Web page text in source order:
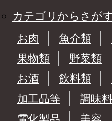
カテゴリからさが
お肉
魚介類
果物類
野菜類
お酒
飲料類
加工品等
調味料